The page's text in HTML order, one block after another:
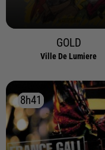
GOLD
Ville De Lumiere
8h41
8h41